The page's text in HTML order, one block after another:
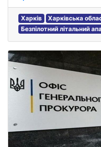
Харків
Харківська
Безпілотний літальний